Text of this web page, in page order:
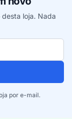
loja. Nada
por e-mail.